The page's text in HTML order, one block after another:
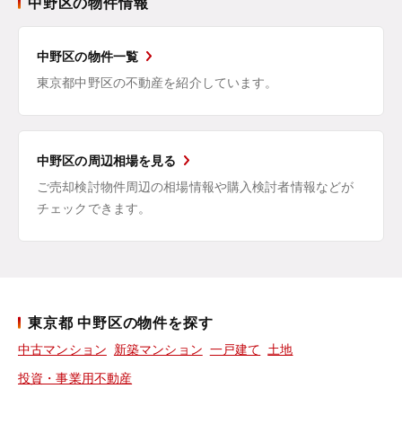
中野区の物件一覧
東京都中野区の不動産を紹介しています。
中野区の周辺相場を見る
ご売却検討物件周辺の相場情報や購入検討者情報などが
チェックできます。
東京都 中野区の物件を探す
中古マンション 新築マンション 一戸建て 土地
投資・事業用不動産